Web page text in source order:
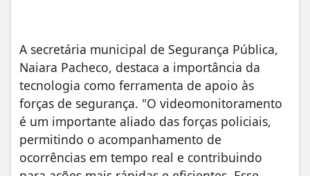
A secretária municipal de Segurança Pública,
Naiara Pacheco, destaca a importância da
tecnologia como ferramenta de apoio às
forças de segurança. "O videomonitoramento
é um importante aliado das forças policiais,
permitindo o acompanhamento de
ocorrências em tempo real e contribuindo